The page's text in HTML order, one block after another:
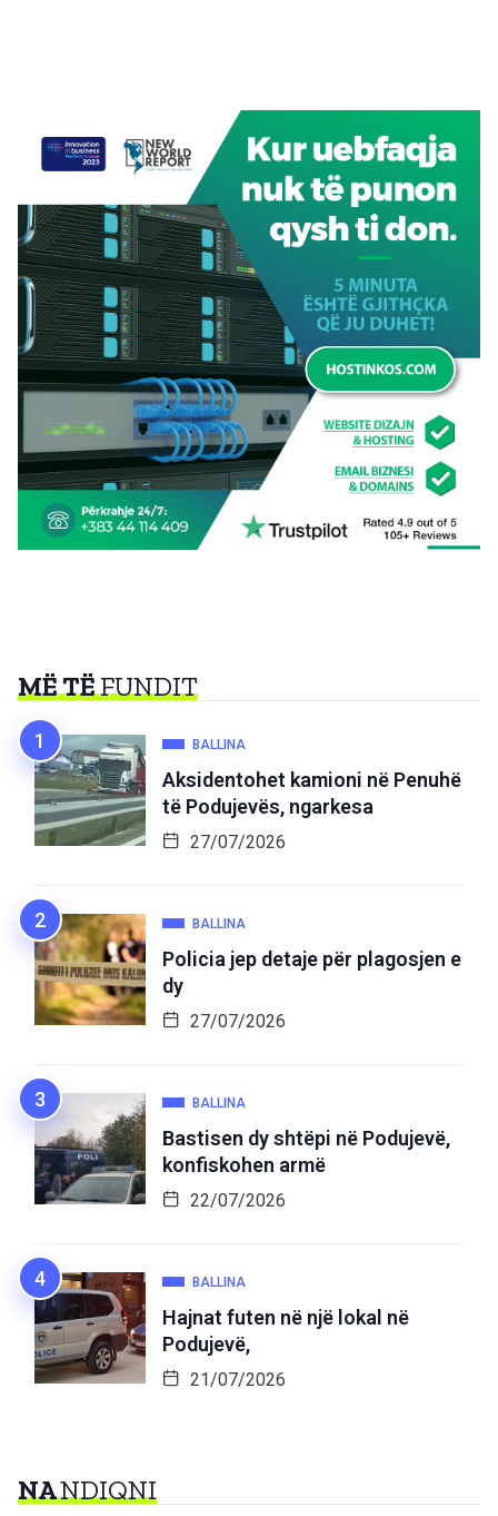
MË TËFUNDIT
BALLINA
Aksidentohet kamioni në Penuhë
të Podujevës, ngarkesa
27/07/2026
BALLINA
Policia jep detaje për plagosjen e
dy
27/07/2026
BALLINA
Bastisen dy shtëpi në Podujevë,
konfiskohen armë
22/07/2026
BALLINA
Hajnat futen në një lokal në
Podujevë,
21/07/2026
NANDIQNI